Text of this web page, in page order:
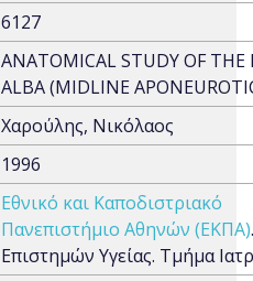
6127
ANATOMICAL STUDY OF THE
ALBA (MIDLINE
Χαρούλης, Νικόλαος
1996
Εθνικό και Καποδιστριακό
Πανεπιστήμιο Αθηνών (ΕΚΠΑ)
Επιστημών Υγείας. Τμήμα